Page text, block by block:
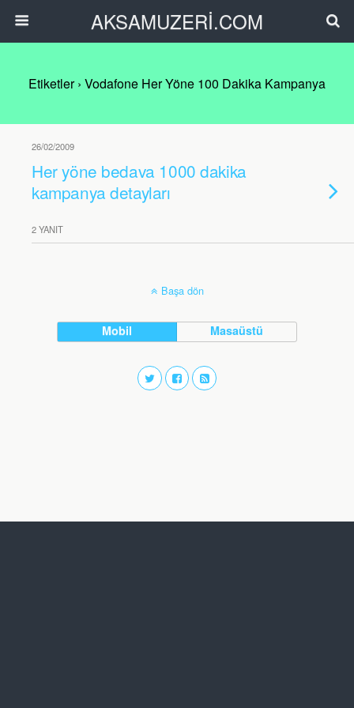
AKSAMUZERİ.COM
Etiketler › Vodafone Her Yöne 100 Dakika Kampanya
26/02/2009
Her yöne bedava 1000 dakika
kampanya detayları
2 YANIT
Başa dön
Mobil Masaüstü